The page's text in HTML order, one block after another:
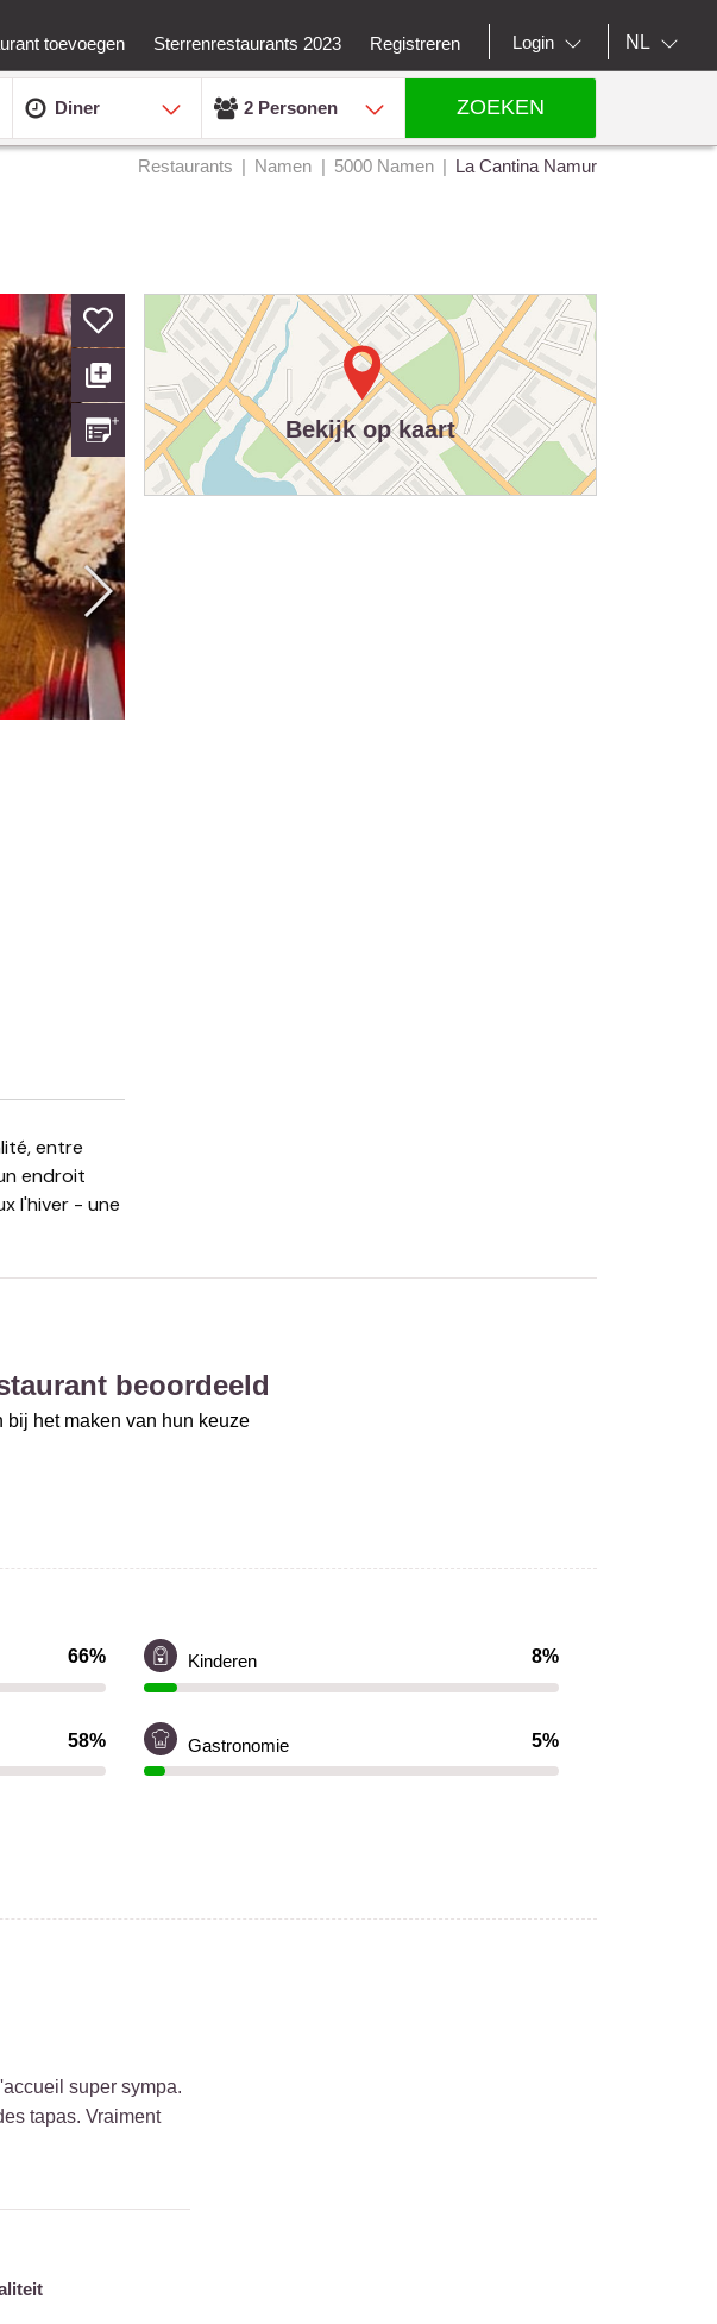
toevoegen Sterrenrestaurants 2023 Registreren Login NL
Diner 2 Personen ZOEKEN
Restaurants Namen 5000 Namen La Cantina Namur
endroit
l'hiver - une
Bekijk op kaart
beoordeeld
bij het maken van hun keuze
66% Kinderen 8%
58% Gastronomie 5%
super sympa.
tapas. Vraiment